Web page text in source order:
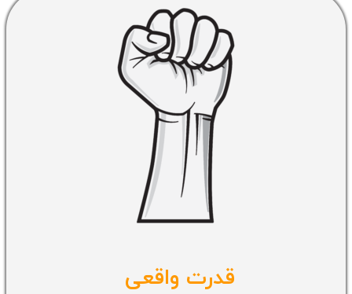
قدرت واقعی